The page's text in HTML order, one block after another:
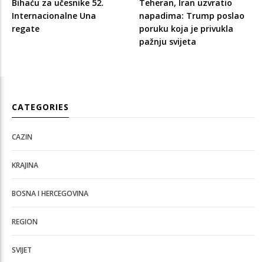
Bihaću za učesnike 52.
Internacionalne Una
regate
Teheran, Iran uzvratio
napadima: Trump poslao
poruku koja je privukla
pažnju svijeta
CATEGORIES
CAZIN
KRAJINA
BOSNA I HERCEGOVINA
REGION
SVIJET